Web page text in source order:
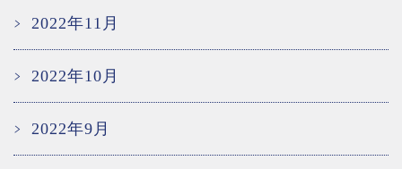
2022年11月
2022年10月
2022年9月